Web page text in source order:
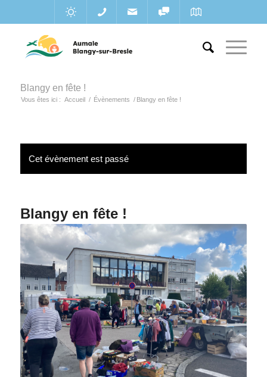
Blangy en fête !
Vous êtes ici : Accueil / Évènements / Blangy en fête !
Cet évènement est passé
Blangy en fête !